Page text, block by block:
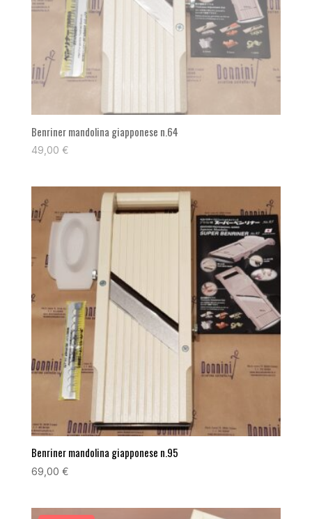
Benriner mandolina giapponese n.64
49,00 €
Benriner mandolina giapponese n.95
69,00 €